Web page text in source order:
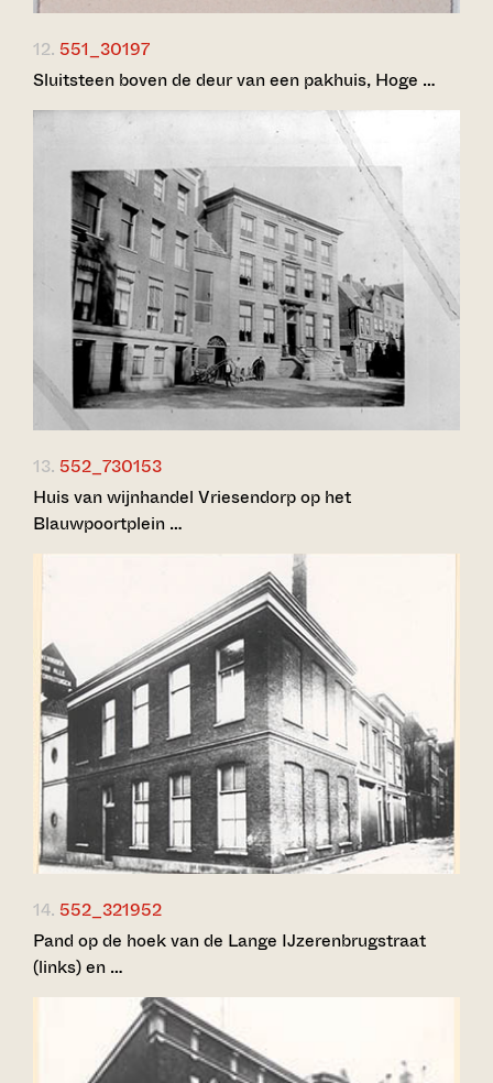
12. 551_30197
Sluitsteen boven de deur van een pakhuis, Hoge …
13. 552_730153
Huis van wijnhandel Vriesendorp op het
Blauwpoortplein …
14. 552_321952
Pand op de hoek van de Lange IJzerenbrugstraat
(links) en …